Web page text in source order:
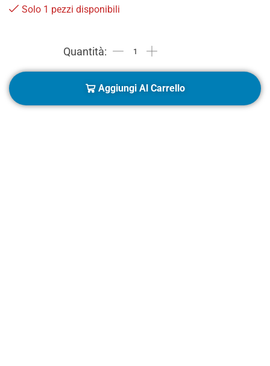
Solo 1 pezzi disponibili
Aggiungi Al Carrello